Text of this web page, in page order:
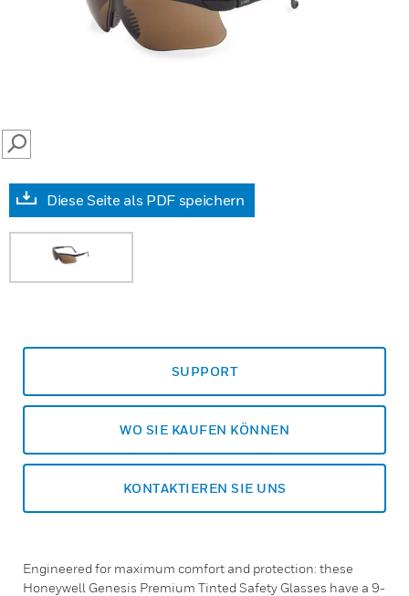
SEARCH
Diese Seite als PDF speichern
SUPPORT
WO SIE KAUFEN KÖNNEN
KONTAKTIEREN SIE UNS
Engineered for maximum comfort and protection: these
Honeywell Genesis Premium Tinted Safety Glasses have a 9-